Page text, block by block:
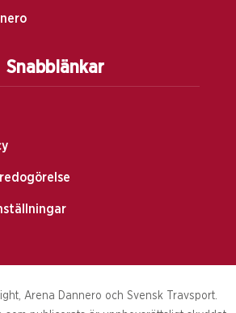
Snabblänkar
Arena Dannero och Svensk Travsport.